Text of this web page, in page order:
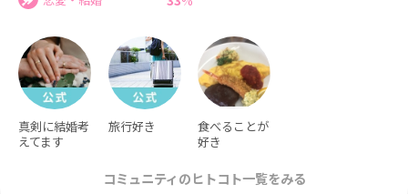
真剣に結婚考
えてます
旅行好き
食べることが
好き
コミュニティのヒトコト一覧をみる